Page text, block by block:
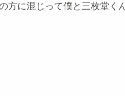
方に混じって僕と三枚堂く